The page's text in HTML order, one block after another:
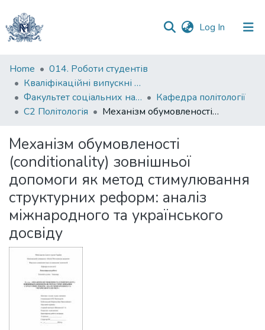
Log In (current)
Communities
&
Collections
Statistics
Home
014. Роботи студентів
Кваліфікаційні випускні роботи здобувачів вищої освіти бакалаврських програм
Факультет соціальних наук і соціальних технологій
Кафедра політології
С2 Політологія
Механізм обумовленості (conditionality) зовнішньої допомоги як метод стимулювання структурних реформ: аналіз міжнародного та українського досвіду
Механізм обумовленості
(conditionality) зовнішньої
допомоги як метод стимулювання
структурних реформ: аналіз
міжнародного та українського
досвіду